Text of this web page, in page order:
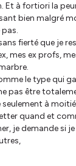
Et à fortiori la
bien malgré
pas.
fierté que je
mes ex profs,
le type qui
pas être
à
quand et
je demande si